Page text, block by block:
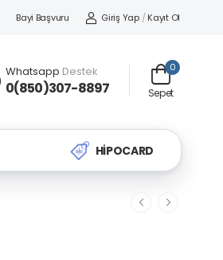
Bayi Başvuru Giriş Yap / Kayıt Ol
Whatsapp Destek
0(850)307-8897
0
Sepet
HİPOCARD